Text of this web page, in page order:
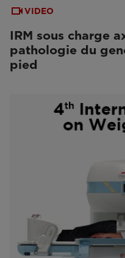
VIDEO
IRM sous charge
pathologie du
pied